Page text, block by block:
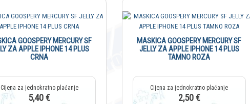
GOOSPERY MERCURY SF
ZA APPLE IPHONE 14 PLUS
CRNA
5,40 €
MASKICA GOOSPERY MERCURY SF
JELLY ZA APPLE IPHONE 14 PLUS
TAMNO ROZA
2,50 €